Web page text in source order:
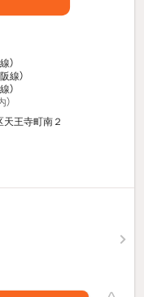
）
線）
）
王寺町南２